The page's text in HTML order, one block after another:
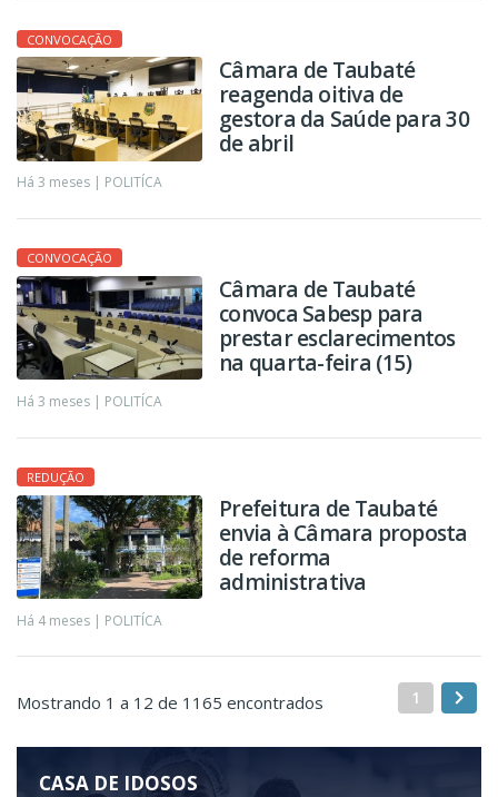
CONVOCAÇÃO
Câmara de Taubaté
reagenda oitiva de
gestora da Saúde para 30
de abril
Há 3 meses | POLITÍCA
CONVOCAÇÃO
Câmara de Taubaté
convoca Sabesp para
prestar esclarecimentos
na quarta-feira (15)
Há 3 meses | POLITÍCA
REDUÇÃO
Prefeitura de Taubaté
envia à Câmara proposta
de reforma
administrativa
Há 4 meses | POLITÍCA
Mostrando 1 a 12 de 1165 encontrados 1
CASA DE IDOSOS